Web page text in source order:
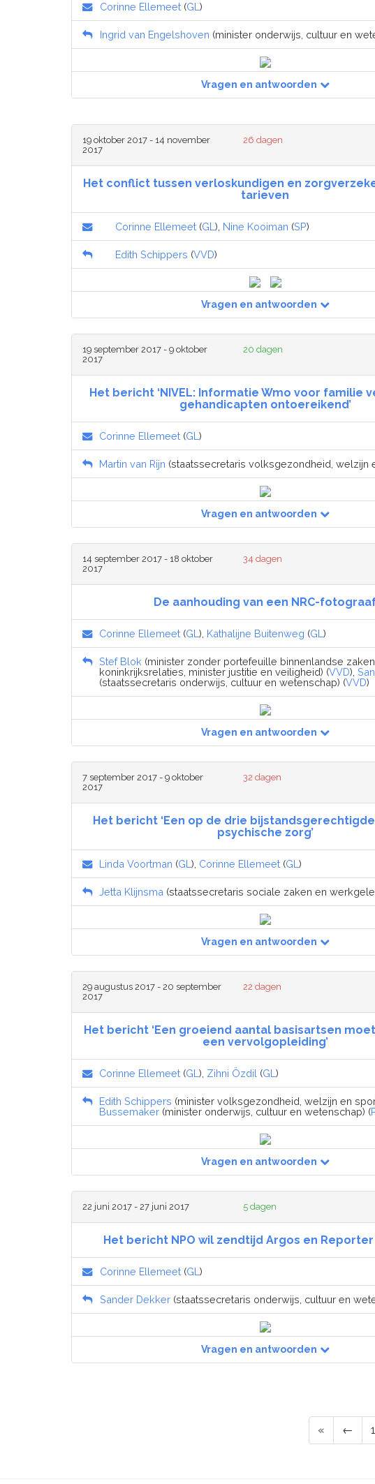
Corinne Ellemeet (GL )
Ingrid van Engelshoven (minister onderwijs, cultuur en
Vragen en antwoorden
19 oktober 2017 - 14 november
2017
26 dagen
Het conflict tussen verloskundigen en
tarieven
Corinne Ellemeet (GL ), Nine Kooiman (SP)
Edith Schippers (VVD)
Vragen en antwoorden
19 september 2017 - 9 oktober
2017
20 dagen
Het bericht ‘NIVEL: Informatie Wmo voor familie
gehandicapten ontoereikend’
Corinne Ellemeet (GL )
Martin van Rijn (staatssecretaris volksgezondheid, welzijn
Vragen en antwoorden
14 september 2017 - 18 oktober
2017
34 dagen
De aanhouding van een NRC-
Corinne Ellemeet (GL ), Kathalijne Buitenweg (GL )
Stef Blok (minister zonder portefeuille binnenlandse
koninkrijksrelaties, minister justitie en veiligheid) (VVD),
(staatssecretaris onderwijs, cultuur en wetenschap) (VVD)
Vragen en antwoorden
7 september 2017 - 9 oktober
2017
32 dagen
Het bericht ‘Een op de drie
psychische zorg’
Linda Voortman (GL ), Corinne Ellemeet (GL )
Jetta Klijnsma (staatssecretaris sociale zaken en
Vragen en antwoorden
29 augustus 2017 - 20 september
2017
22 dagen
Het bericht ‘Een groeiend aantal basisartsen
een vervolgopleiding’
Corinne Ellemeet (GL ), Zihni Özdil (GL )
Edith Schippers (minister volksgezondheid, welzijn en
Bussemaker (minister onderwijs, cultuur en wetenschap) (
Vragen en antwoorden
22 juni 2017 - 27 juni 2017 5 dagen
Het bericht NPO wil zendtijd Argos en
Corinne Ellemeet (GL )
Sander Dekker (staatssecretaris onderwijs, cultuur en
Vragen en antwoorden
« ← 1